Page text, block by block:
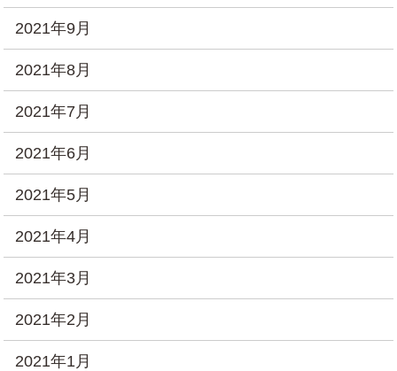
2021年9月
2021年8月
2021年7月
2021年6月
2021年5月
2021年4月
2021年3月
2021年2月
2021年1月